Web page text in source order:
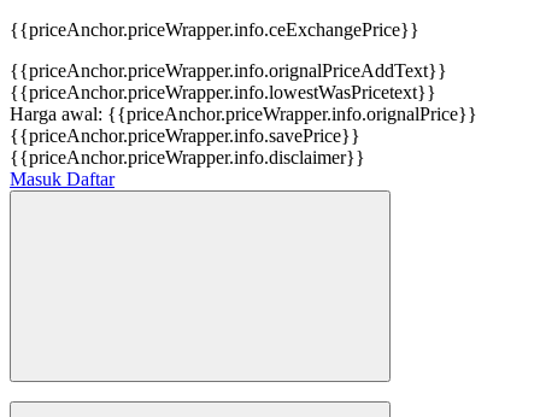
{{priceAnchor.priceWrapper.info.ceExchangePrice}}
{{priceAnchor.priceWrapper.info.orignalPriceAddText}}
{{priceAnchor.priceWrapper.info.lowestWasPricetext}}
Harga awal: {{priceAnchor.priceWrapper.info.orignalPrice}}
{{priceAnchor.priceWrapper.info.savePrice}}
{{priceAnchor.priceWrapper.info.disclaimer}}
Masuk Daftar